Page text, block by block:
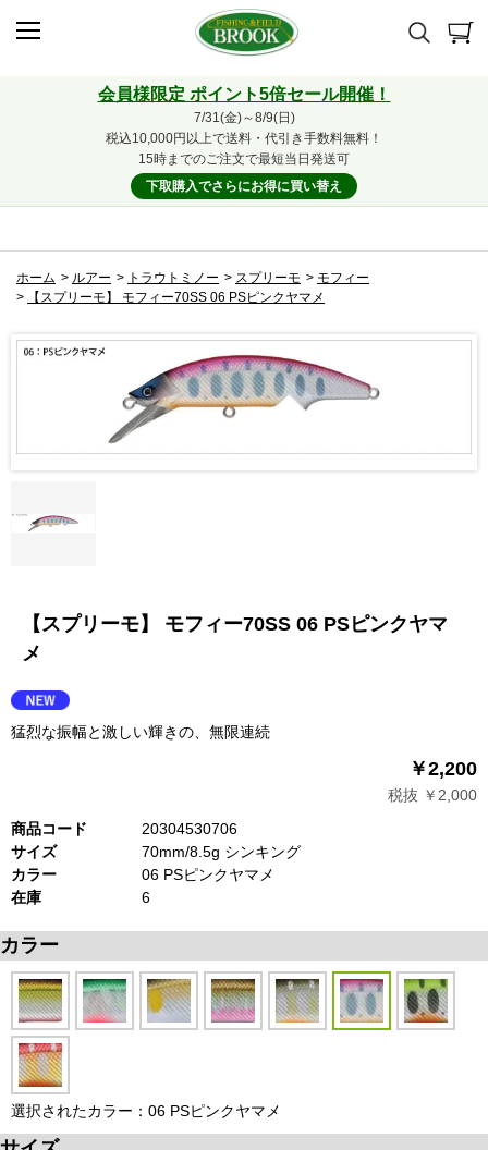
会員様限定 ポイント5倍セール開催！
7/31(金)～8/9(日)
税込10,000円以上で送料・代引き手数料無料！
15時までのご注文で最短当日発送可
下取購入でさらにお得に買い替え
ホーム > ルアー > トラウトミノー > スプリーモ > モフィー
>
【スプリーモ】 モフィー70SS 06 PSピンクヤマメ
【スプリーモ】 モフィー70SS 06 PSピンクヤマ
メ
猛烈な振幅と激しい輝きの、無限連続
￥2,200
税抜 ￥2,000
商品コード
20304530706
サイズ
70mm/8.5g シンキング
カラー
06 PSピンクヤマメ
在庫
6
カラー
選択されたカラー：06 PSピンクヤマメ